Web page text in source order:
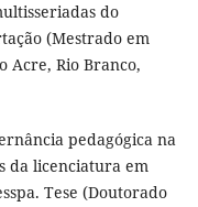
do
(Mestrado em
Acre, Rio Branco,
pedagógica na
da licenciatura em
Tese (Doutorado